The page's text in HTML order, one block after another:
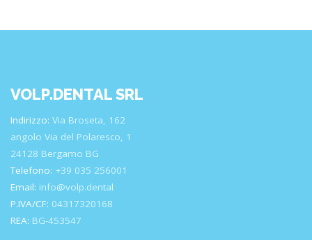
VOLP.DENTAL SRL
Indirizzo: Via Broseta, 162
angolo Via del Polaresco, 1
24128 Bergamo BG
Telefono: +39 035 256001
Email: info@volp.dental
P.IVA/CF: 04317320168
REA: BG-453547